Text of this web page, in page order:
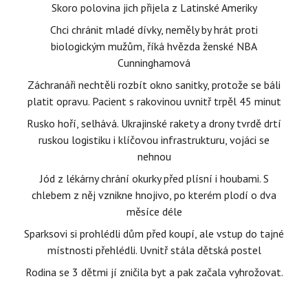
Skoro polovina jich přijela z Latinské Ameriky
Chci chránit mladé dívky, neměly by hrát proti
biologickým mužům, říká hvězda ženské NBA
Cunninghamová
Záchranáři nechtěli rozbít okno sanitky, protože se báli
platit opravu. Pacient s rakovinou uvnitř trpěl 45 minut
Rusko hoří, selhává. Ukrajinské rakety a drony tvrdě drtí
ruskou logistiku i klíčovou infrastrukturu, vojáci se
nehnou
Jód z lékárny chrání okurky před plísní i houbami. S
chlebem z něj vznikne hnojivo, po kterém plodí o dva
měsíce déle
Sparksovi si prohlédli dům před koupí, ale vstup do tajné
místnosti přehlédli. Uvnitř stála dětská postel
Rodina se 3 dětmi jí zničila byt a pak začala vyhrožovat.